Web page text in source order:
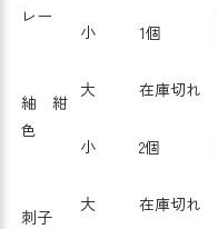
レー
小 1個
紬 紺
色
大 在庫切れ
小 2個
刺子
大 在庫切れ